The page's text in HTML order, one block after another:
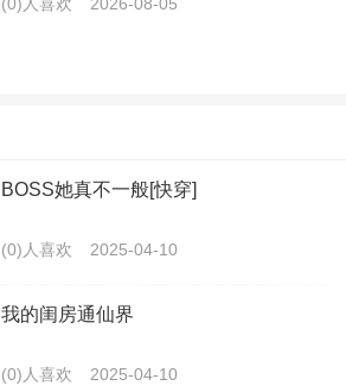
BOSS她真不一般[快穿]
(0)人喜欢 2025-04-10
我的闺房通仙界
(0)人喜欢 2025-04-10